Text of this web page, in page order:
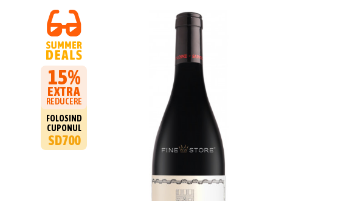
15%
EXTRA
REDUCERE
FOLOSIND
CUPONUL
SD700